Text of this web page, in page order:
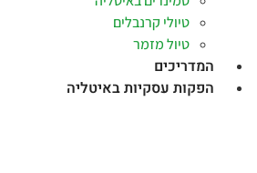
טיולי קרנבלים
טיול מזמר
המדריכים
הפקות עסקיות באיטליה